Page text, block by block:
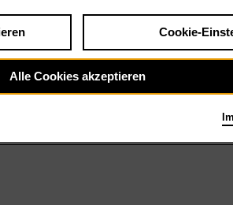
Cookie-
Alle Cookies akzeptieren